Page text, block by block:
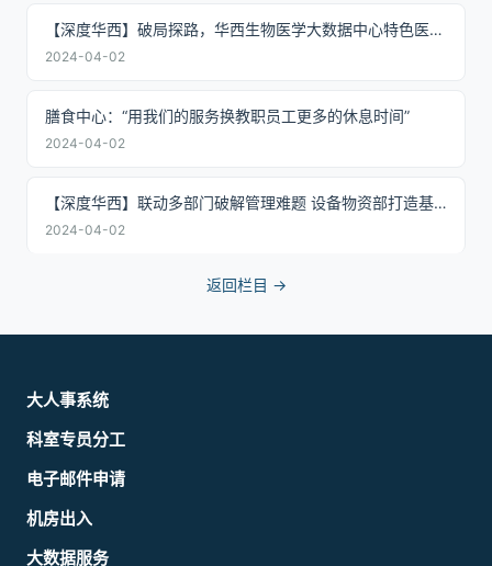
【深度华西】破局探路，华西生物医学大数据中心特色医工模式进阶攻略
2024-04-02
膳食中心：“用我们的服务换教职员工更多的休息时间”
2024-04-02
【深度华西】联动多部门破解管理难题 设备物资部打造基于物联网的呼吸机全流...
2024-04-02
返回栏目 →
大人事系统
科室专员分工
电子邮件申请
机房出入
大数据服务